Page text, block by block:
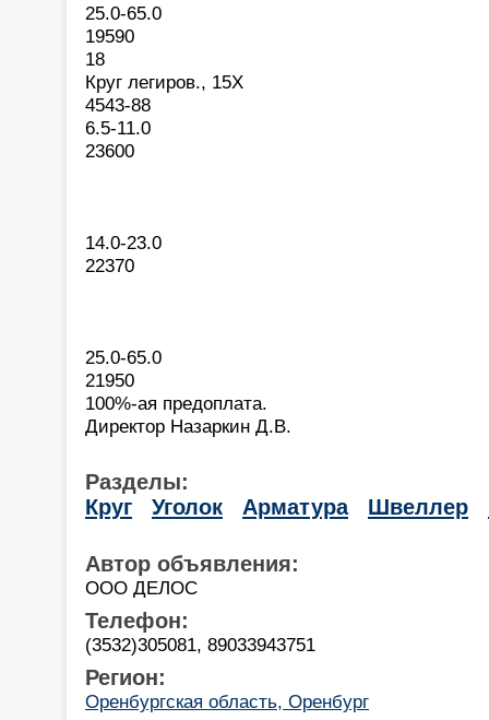
25.0-65.0
19590
18
Круг легиров., 15Х
4543-88
6.5-11.0
23600
14.0-23.0
22370
25.0-65.0
21950
100%-ая предоплата.
Директор Назаркин Д.В.
Разделы:
Круг
Уголок Арматура Швеллер
Автор объявления:
ООО ДЕЛОС
Телефон:
(3532)305081, 89033943751
Регион:
Оренбургская область, Оренбург